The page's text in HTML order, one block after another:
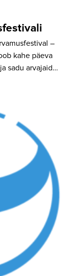
–
kahe päeva
sadu arvajaid…